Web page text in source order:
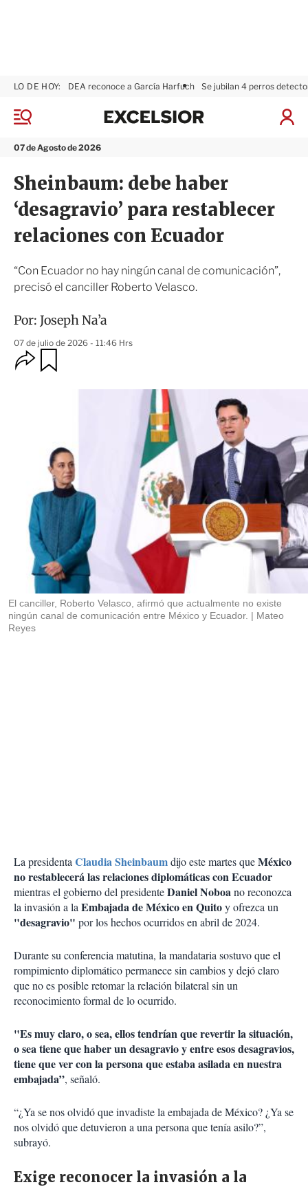
M
n
07 de Agosto de 2026
LO DE HOY: DEA reconoce a García Harfuch Se jubilan 4 perros
I
x
s
i
o
r
Sheinbaum: debe haber
‘desagravio’ para restablecer
relaciones con Ecuador
“Con Ecuador no hay ningún canal de comunicación”,
precisó el canciller Roberto Velasco.
Por: Joseph Na’a
07 de julio de 2026 - 11:46 Hrs
O
p
o
m
p
a
t
i
El canciller, Roberto Velasco, afirmó que actualmente no existe
ningún canal de comunicación entre México y Ecuador.
Mateo
Reyes
La presidentaClaudia Sheinbaumdijo este martes queMéxico
no restablecerá las relaciones diplomáticas con Ecuador
mientras el gobierno del presidenteDaniel Noboano reconozca
la invasión a laEmbajada de México en Quitoy ofrezca un
"desagravio" por los hechos ocurridos en abril de 2024.
Durante su conferencia matutina, la mandataria sostuvo que el
rompimiento diplomático permanece sin cambios y dejó claro
que no es posible retomar la relación bilateral sin un
reconocimiento formal de lo ocurrido.
"Es muy claro, o sea, ellos tendrían que revertir la situación,
o sea tiene que haber un desagravio y entre esos desagravios,
tiene que ver con la persona que estaba asilada en nuestra
embajada”, señaló.
“¿Ya se nos olvidó que invadiste la embajada de México? ¿Ya se
nos olvidó que detuvieron a una persona que tenía asilo?”,
subrayó.
Exige reconocer la invasión a la